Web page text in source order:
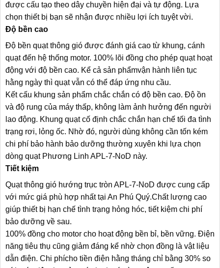
được cấu tạo theo dây chuyền hiện đại và tự động. Lựa
chọn thiết bị bạn sẽ nhận được nhiều lợi ích tuyệt vời.
Độ bền cao
Độ bền quạt thông gió được đánh giá cao từ khung, cánh
quạt đến hệ thống motor. 100% lõi đồng cho phép quạt hoạt
động với độ bền cao. Kể cả sản phẩmvận hành liên tục
hằng ngày thì quạt vẫn có thể đáp ứng nhu cầu.
Kết cấu khung sản phẩm chắc chắn có độ bền cao. Độ ồn
và độ rung của máy thấp, không làm ảnh hưởng đến người
lao động. Khung quạt cố định chắc chắn hạn chế tối đa tình
trạng rơi, lỏng ốc. Nhờ đó, người dùng không cần tốn kém
chi phí bảo hành bảo dưỡng thường xuyên khi lựa chọn
dòng quạt Phương Linh APL-7-NoD này.
Tiết kiệm
Quạt thông gió hướng trục tròn APL-7-NoD được cung cấp
với mức giá phù hợp nhất tại An Phú Quý.Chất lượng cao
giúp thiết bị hạn chế tình trạng hỏng hóc, tiết kiệm chi phí
bảo dưỡng về sau.
100% đồng cho motor cho hoạt động bền bỉ, bền vững. Điện
năng tiêu thụ cũng giảm đáng kể nhờ chọn đồng là vật liệu
dẫn điện. Chi phícho tiền điện hằng tháng chỉ bằng 30% so